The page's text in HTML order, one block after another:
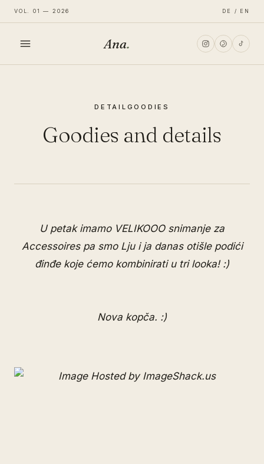
VOL. 01 — 2026 DE / EN
Ana.
DETAIL GOODIES
Goodies and details
U petak imamo VELIKOOO snimanje za
Accessoires pa smo Lju i ja danas otišle podići
đinđe koje ćemo kombinirati u tri looka! :)
Nova kopča. :)